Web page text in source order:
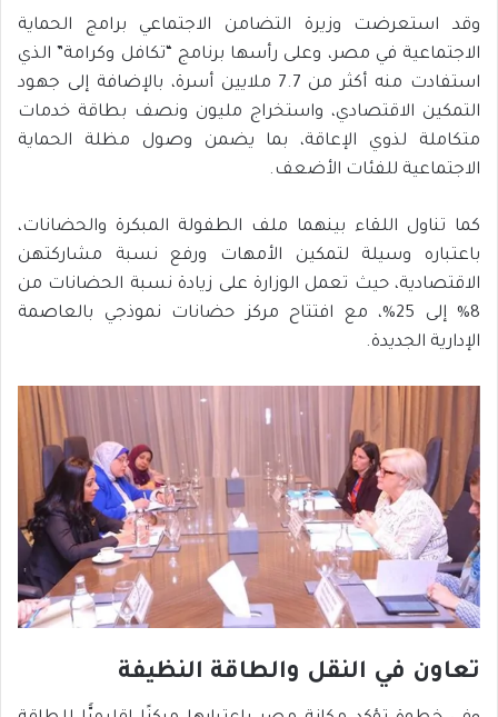
وقد استعرضت وزيرة التضامن الاجتماعي برامج الحماية
الاجتماعية في مصر، وعلى رأسها برنامج “تكافل وكرامة” الذي
استفادت منه أكثر من 7.7 ملايين أسرة، بالإضافة إلى جهود
التمكين الاقتصادي، واستخراج مليون ونصف بطاقة خدمات
متكاملة لذوي الإعاقة، بما يضمن وصول مظلة الحماية
الاجتماعية للفئات الأضعف.
كما تناول اللقاء بينهما ملف الطفولة المبكرة والحضانات،
باعتباره وسيلة لتمكين الأمهات ورفع نسبة مشاركتهن
الاقتصادية، حيث تعمل الوزارة على زيادة نسبة الحضانات من
8% إلى 25%، مع افتتاح مركز حضانات نموذجي بالعاصمة
الإدارية الجديدة.
تعاون في النقل والطاقة النظيفة